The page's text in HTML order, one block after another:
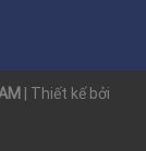
| Thiết kế bởi